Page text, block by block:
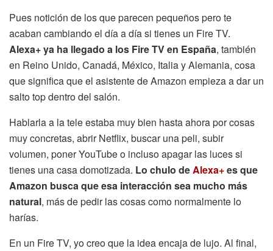
Pues notición de los que parecen pequeños pero te
acaban cambiando el día a día si tienes un Fire TV.
Alexa+ ya ha llegado a los Fire TV en España, también
en Reino Unido, Canadá, México, Italia y Alemania, cosa
que significa que el asistente de Amazon empieza a dar un
salto top dentro del salón.
Hablarla a la tele estaba muy bien hasta ahora por cosas
muy concretas, abrir Netflix, buscar una peli, subir
volumen, poner YouTube o incluso apagar las luces si
tienes una casa domotizada. Lo chulo deAlexa+es que
Amazon busca que esa interacción sea mucho más
natural, más de pedir las cosas como normalmente lo
harías.
En un Fire TV, yo creo que la idea encaja de lujo. Al final,